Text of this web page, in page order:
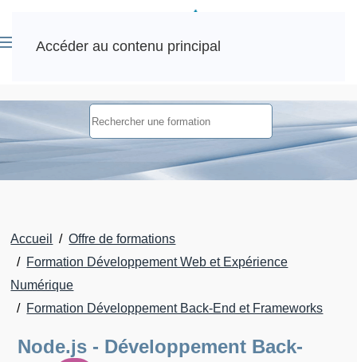
Accéder au contenu principal
Accueil
Offre de formations
Formation Développement Web et Expérience
Numérique
Formation Développement Back-End et Frameworks
Node.js - Développement Back-